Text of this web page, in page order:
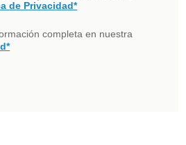
de Privacidad*
completa en nuestra